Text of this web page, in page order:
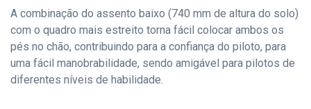
A combinação do assento baixo (740 mm de altura do solo)
com o quadro mais estreito torna fácil colocar ambos os
pés no chão, contribuindo para a confiança do piloto, para
uma fácil manobrabilidade, sendo amigável para pilotos de
diferentes níveis de habilidade.